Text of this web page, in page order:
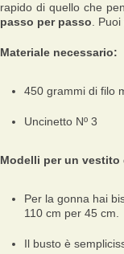
rapido di quello che
passo per passo .
Materiale necessario:
450 grammi di filo
Uncinetto Nº 3
Modelli per un vestito
Per la gonna hai
110 cm per 45 cm.
Il busto è